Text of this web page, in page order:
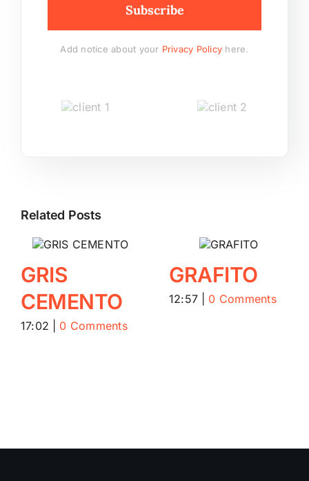
Subscribe
Add notice about your Privacy Policy here.
Related Posts
GRIS
CEMENTO
17:02 0 Comments
GRAFITO
12:57 0 Comments